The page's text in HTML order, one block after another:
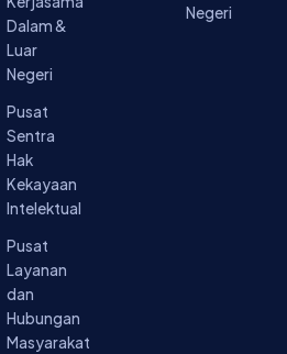
Dalam &
Luar
Negeri
Pusat
Sentra
Hak
Kekayaan
Intelektual
Pusat
Layanan
dan
Hubungan
Masyarakat
Negeri